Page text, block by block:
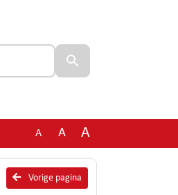
A A A
Vorige pagina